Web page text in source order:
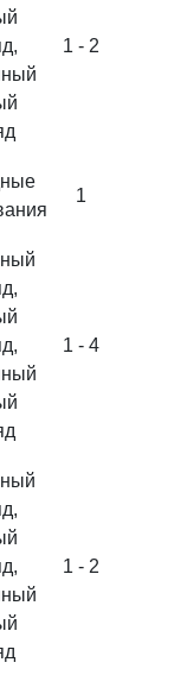
1 - 2
1
1 - 4
1 - 2